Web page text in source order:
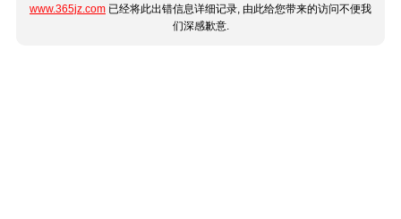
www.365jz.com 已经将此出错信息详细记录, 由此给您带来的访问不便我
们深感歉意.